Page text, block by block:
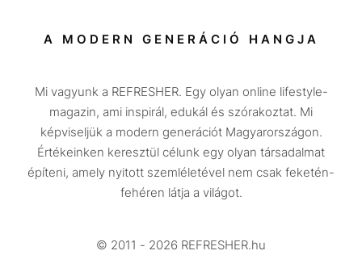
Társadalom
Utazás
Életmód
Design
Beszélgetések
Videó
A MODERN GENERÁCIÓ HANGJA
Mi vagyunk a REFRESHER. Egy olyan online lifestyle-
magazin, ami inspirál, edukál és szórakoztat. Mi
képviseljük a modern generációt Magyarországon.
Értékeinken keresztül célunk egy olyan társadalmat
építeni, amely nyitott szemléletével nem csak feketén-
fehéren látja a világot.
© 2011 - 2026 REFRESHER.hu